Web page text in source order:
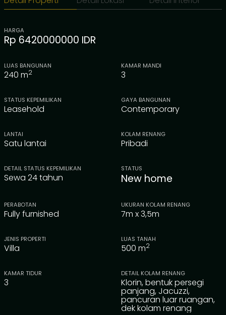
HARGA
Rp 6420000000 IDR
LUAS BANGUNAN
240 m2
KAMAR MANDI
3
STATUS KEPEMILIKAN
Leasehold
GAYA BANGUNAN
Contemporary
LANTAI
Satu lantai
KOLAM RENANG
Pribadi
DETAIL STATUS KEPEMILIKAN
Sewa 24 tahun
STATUS
New home
PERABOTAN
Fully furnished
UKURAN KOLAM RENANG
7m x 3,5m
JENIS PROPERTI
Villa
LUAS TANAH
500 m2
KAMAR TIDUR
3
DETAIL KOLAM RENANG
Klorin, bentuk persegi
panjang, Jacuzzi,
pancuran luar ruangan,
dek kolam renang